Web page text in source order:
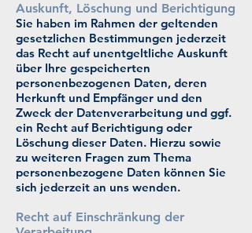
Auskunft, Löschung und Berichtigung
Sie haben im Rahmen der geltenden
gesetzlichen Bestimmungen jederzeit
das Recht auf unentgeltliche Auskunft
über Ihre gespeicherten
personenbezogenen Daten, deren
Herkunft und Empfänger und den
Zweck der Datenverarbeitung und ggf.
ein Recht auf Berichtigung oder
Löschung dieser Daten. Hierzu sowie
zu weiteren Fragen zum Thema
personenbezogene Daten können Sie
sich jederzeit an uns wenden.
Recht auf Einschränkung der